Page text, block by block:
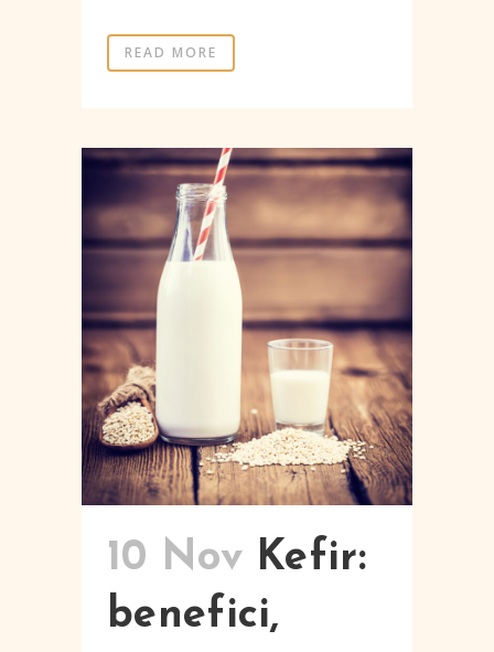
READ MORE
10 Nov Kefir:
benefici,